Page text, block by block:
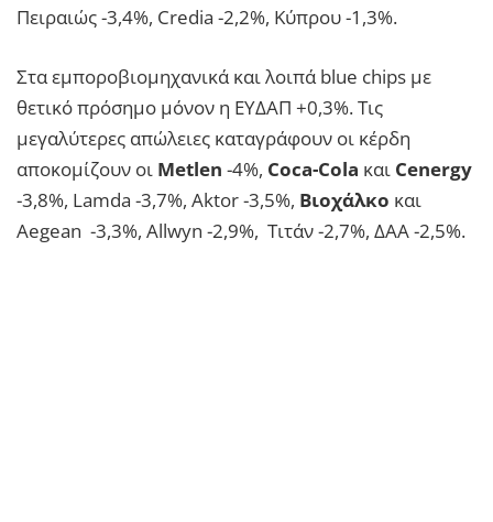
Πειραιώς -3,4%, Credia -2,2%, Κύπρου -1,3%.
Στα εμποροβιομηχανικά και λοιπά blue chips με
θετικό πρόσημο μόνον η ΕΥΔΑΠ +0,3%. Τις
μεγαλύτερες απώλειες καταγράφουν οι κέρδη
αποκομίζουν οι Metlen -4%, Coca-Cola και Cenergy
-3,8%, Lamda -3,7%, Aktor -3,5%, Βιοχάλκο και
Aegean -3,3%, Allwyn -2,9%, Τιτάν -2,7%, ΔΑΑ -2,5%.